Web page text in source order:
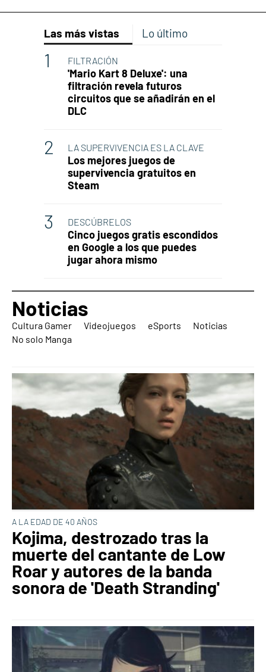
Las más vistas Lo último
FILTRACIÓN
'Mario Kart 8 Deluxe': una
filtración revela futuros
circuitos que se añadirán en el
DLC
LA SUPERVIVENCIA ES LA CLAVE
Los mejores juegos de
supervivencia gratuitos en
Steam
DESCÚBRELOS
Cinco juegos gratis escondidos
en Google a los que puedes
jugar ahora mismo
Noticias
Cultura Gamer Videojuegos eSports
Noticias
No solo Manga
A LA EDAD DE 40 AÑOS
Kojima, destrozado tras la
muerte del cantante de Low
Roar y autores de la banda
sonora de 'Death Stranding'